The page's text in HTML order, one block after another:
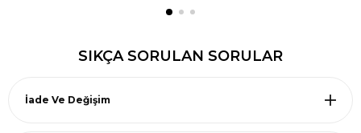
SIKÇA SORULAN SORULAR
İade Ve Değişim